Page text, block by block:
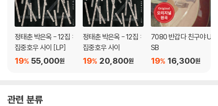
등이 발생할 수 있습니다.
※ 반품/교환 안내
1) 불량으로 인한 반품/교환 요청 시에는 불량 확인을 위해 개봉 시의 동영
상을 요청할 수 있으며, 동영상이 없는 경우 반품/교환이 제한될 수 있습니
2) LP는 잦은 배송 과정에서 재킷에 손상이 발생할 가능성이 높고 재판매
정태춘 박은옥 - 12집 :
집중호우 사이 [LP]
55,000원
19%
정태춘 박은옥 - 12집 :
집중호우 사이
20,800원
19%
7080 반갑다 친구야 U
SB
16,300원
19%
관련 분류